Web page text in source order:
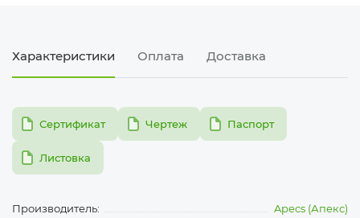
Характеристики Оплата Доставка
pdfСертификат pdfЧертеж pdfПаспорт
pdfЛистовка
Производитель: Apecs (Апекс)